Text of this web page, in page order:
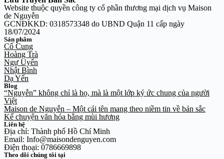
Website thuộc quyền công ty cổ phần thương mại dịch vụ Maison
de Nguyễn
GCNĐKKD: 0318573348 do UBND Quận 11 cấp ngày
18/07/2024
Sản phẩm
Cố Cung
Hoàng Trà
Ngự Uyển
Nhật Bình
Dạ Yến
Blog
“Nguyễn” không chỉ là họ, mà là một lớp ký ức chung của người
Việt
Maison de Nguyễn – Một cái tên mang theo niềm tin về bản sắc
Kể chuyện văn hóa bằng mùi hương
Liên hệ
Địa chỉ: Thành phố Hồ Chí Minh
Email: Info@maisondenguyen.com
Điện thoại: 0786669898
Theo dõi chúng tôi tại